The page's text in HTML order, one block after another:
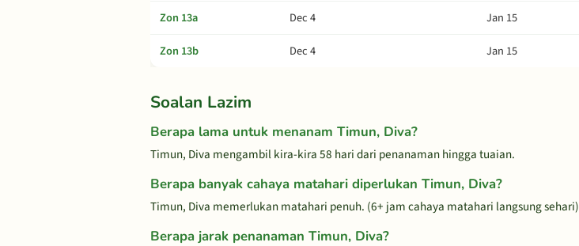
Zon 13a
Dec 4 Jan 15
Zon 13b
Dec 4 Jan 15
Soalan Lazim
Berapa lama untuk menanam Timun, Diva?
Timun, Diva mengambil kira-kira 58 hari dari penanaman hingga tuaian.
Berapa banyak cahaya matahari diperlukan Timun, Diva?
Timun, Diva memerlukan matahari penuh. (6+ jam cahaya matahari langsung sehari)
Berapa jarak penanaman Timun, Diva?